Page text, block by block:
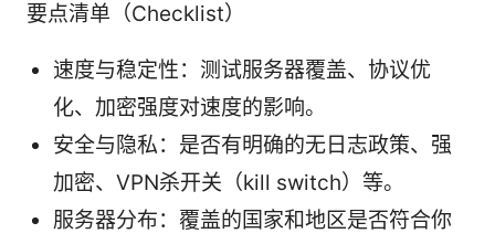
要点清单（Checklist）
速度与稳定性：测试服务器覆盖、协议优
化、加密强度对速度的影响。
安全与隐私：是否有明确的无日志政策、强
加密、VPN杀开关（kill switch）等。
服务器分布：覆盖的国家和地区是否符合你